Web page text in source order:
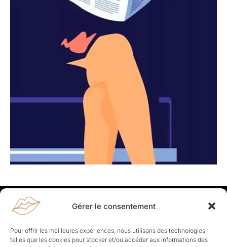
Gérer le consentement
Pour offrir les meilleures expériences, nous utilisons des technologies
telles que les cookies pour stocker et/ou accéder aux informations des
Rapporteuses
À propos de Rapporteuses :Rapporteuses, c’est l’histoire de
Parisiennes, bien dans leurs baskets qui aiment rapporter ce qui leur